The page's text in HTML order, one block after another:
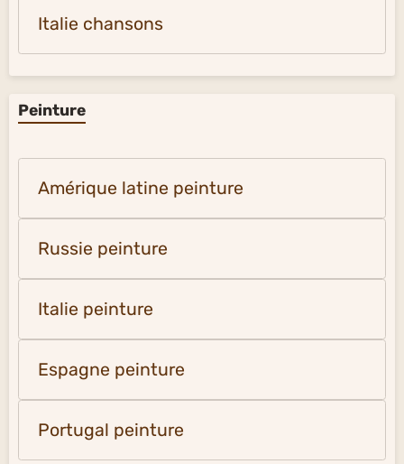
Italie chansons
Peinture
Amérique latine peinture
Russie peinture
Italie peinture
Espagne peinture
Portugal peinture